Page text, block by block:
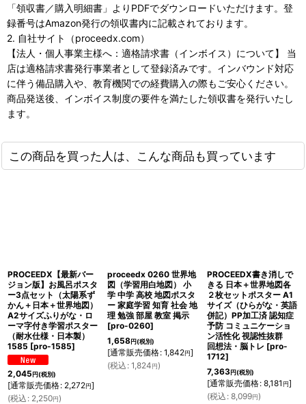
「領収書／購入明細書」よりPDFでダウンロードいただけます。登
録番号はAmazon発行の領収書内に記載されております。
2. 自社サイト（proceedx.com）
【法人・個人事業主様へ：適格請求書（インボイス）について】 当
店は適格請求書発行事業者として登録済みです。インバウンド対応
に伴う備品購入や、教育機関での経費購入の際もご安心ください。
商品発送後、インボイス制度の要件を満たした領収書を発行いたし
ます。
この商品を買った人は、こんな商品も買っています
PROCEEDX【最新バー
ジョン版】お風呂ポスタ
ー3点セット（太陽系ず
かん＋日本＋世界地図）
A2サイズふりがな・ロ
ーマ字付き学習ポスター
（耐水仕様・日本製）
1585 [pro-1585]
2,045円(税別)
[通常販売価格: 2,272円]
(税込 : 2,250円)
proceedx 0260 世界地
図（学習用白地図） 小
学 中学 高校 地図ポスタ
ー 家庭学習 知育 社会 地
理 勉強 部屋 教室 掲示
[pro-0260]
1,658円(税別)
[通常販売価格: 1,842円]
(税込 : 1,824円)
PROCEEDX書き消しで
きる 日本＋世界地図各
２枚セットポスター A1
サイズ（ひらがな・英語
併記）PP加工済 認知症
予防 コミュニケーショ
ン活性化 視認性抜群
回想法・脳トレ [pro-
1712]
7,363円(税別)
[通常販売価格: 8,181 円]
(税込 : 8,099円)